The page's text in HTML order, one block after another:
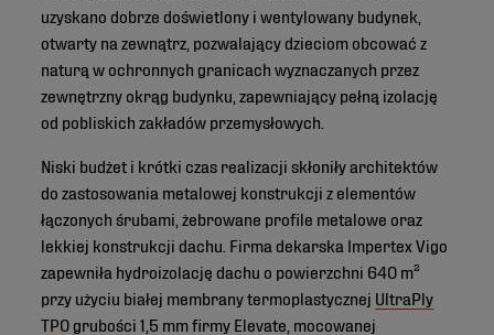
uzyskano dobrze doświetlony i wentylowany budynek,
otwarty na zewnątrz, pozwalający dzieciom obcować z
naturą w ochronnych granicach wyznaczanych przez
zewnętrzny okrąg budynku, zapewniający pełną izolację
od pobliskich zakładów przemysłowych.
Niski budżet i krótki czas realizacji skłoniły architektów
do zastosowania metalowej konstrukcji z elementów
łączonych śrubami, żebrowane profile metalowe oraz
lekkiej konstrukcji dachu. Firma dekarska Impertex Vigo
zapewniła hydroizolację dachu o powierzchni 640 m²
przy użyciu białej membrany termoplastycznej UltraPly
TPOgrubości 1,5 mm firmy Elevate, mocowanej